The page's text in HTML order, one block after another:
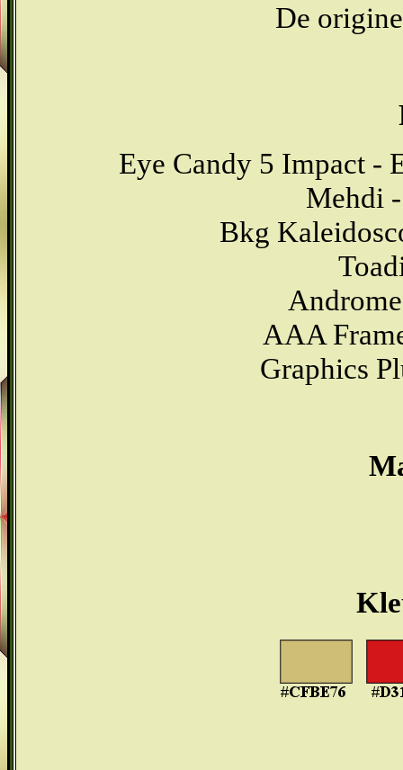
De
Eye Candy 5 Impact -
Mehdi
Bkg
AAA
Graphics